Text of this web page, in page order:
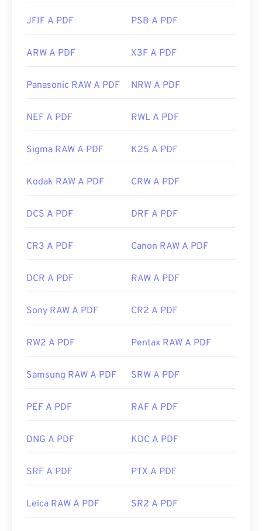
JFIF A PDF PSB A PDF
ARW A PDF X3F A PDF
Panasonic RAW A PDF NRW A PDF
NEF A PDF RWL A PDF
Sigma RAW A PDF K25 A PDF
Kodak RAW A PDF CRW A PDF
DCS A PDF DRF A PDF
CR3 A PDF Canon RAW A PDF
DCR A PDF RAW A PDF
Sony RAW A PDF CR2 A PDF
RW2 A PDF Pentax RAW A PDF
Samsung RAW A PDF SRW A PDF
PEF A PDF RAF A PDF
DNG A PDF KDC A PDF
SRF A PDF PTX A PDF
Leica RAW A PDF SR2 A PDF